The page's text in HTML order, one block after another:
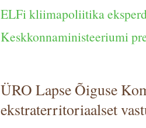
ELFi kliimapoliitika
Keskkonnaministeeriumi
ÜRO Lapse Õiguse
ekstraterritoriaalset